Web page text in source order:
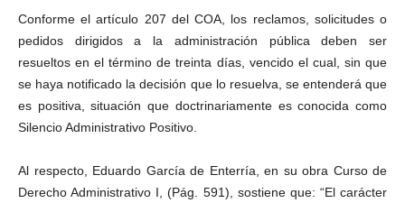
Conforme el artículo 207 del COA, los reclamos, solicitudes o
pedidos dirigidos a la administración pública deben ser
resueltos en el término de treinta días, vencido el cual, sin que
se haya notificado la decisión que lo resuelva, se entenderá que
es positiva, situación que doctrinariamente es conocida como
Silencio Administrativo Positivo.
Al respecto, Eduardo García de Enterría, en su obra Curso de
Derecho Administrativo I, (Pág. 591), sostiene que: “El carácter